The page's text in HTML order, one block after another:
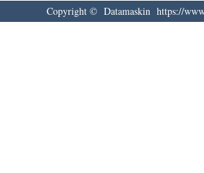
Copyright © Datamaskin https://